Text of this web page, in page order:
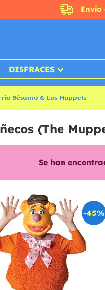
Envío
DISFRACES
Sésamo & Los Muppets
(The
Se han
-45%